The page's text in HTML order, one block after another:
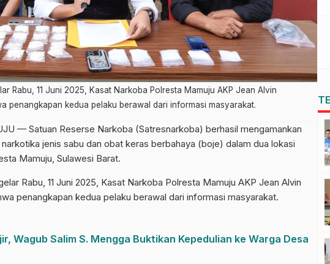
Rabu, 11 Juni 2025, Kasat Narkoba Polresta Mamuju AKP Jean Alvin
penangkapan kedua pelaku berawal dari informasi masyarakat.
— Satuan Reserse Narkoba (Satresnarkoba) berhasil mengamankan
jenis sabu dan obat keras berbahaya (boje) dalam dua lokasi
Mamuju, Sulawesi Barat.
Rabu, 11 Juni 2025, Kasat Narkoba Polresta Mamuju AKP Jean Alvin
penangkapan kedua pelaku berawal dari informasi masyarakat.
Wagub Salim S. Mengga Buktikan Kepedulian ke Warga Desa